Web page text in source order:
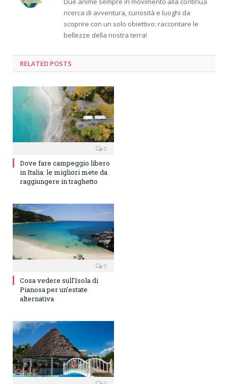
ricerca di avventura, curiosità e luoghi da
scoprire con un solo obiettivo: raccontare le
bellezze della nostra terra!
RELATED POSTS
0
Dove fare campeggio libero
in Italia: le migliori mete da
raggiungere in traghetto
0
Cosa vedere sull’Isola di
Pianosa per un’estate
alternativa